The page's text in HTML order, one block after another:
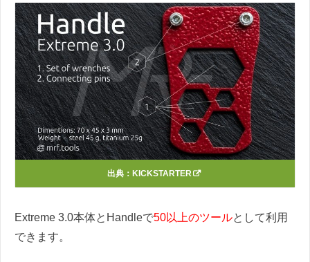
出典： KICKSTARTER
Extreme 3.0本体とHandleで50以上のツールとして利用
できます。